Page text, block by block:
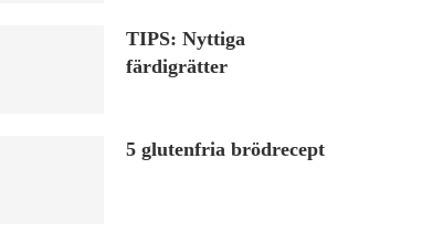
TIPS: Nyttiga
färdigrätter
5 glutenfria brödrecept